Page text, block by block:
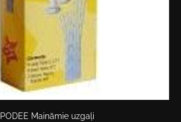
PODEE Maināmie uzgaļi